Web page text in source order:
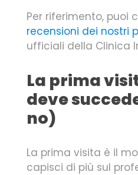
Per riferimento, puoi
recensioni dei nostri
ufficiali della Clinica
La prima
deve
no)
La prima visita è il
capisci di più sul